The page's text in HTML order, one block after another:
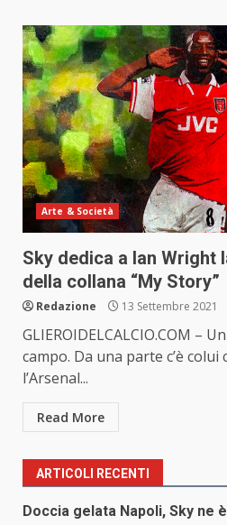
Arte & Società
Sky dedica a Ian Wright
della collana “My Story”
Redazione 13 Settembre 2021
GLIEROIDELCALCIO.COM –
campo. Da una parte c’è
l’Arsenal...
Read More
ARTICOLI RECENTI
Doccia gelata Napoli, Sky ne